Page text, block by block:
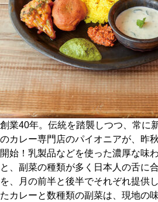
CULTURE
ABOUT US
Instagram
チケットプレゼント
MAIN MENU
創業40年。伝統を踏襲しつつ、常に
のカレー専門店のパイオニアが、昨
開始！乳製品などを使った濃厚な味
と、副菜の種類が多く日本人の舌に
を、月の前半と後半でそれぞれ提供
たカレーと数種類の副菜は、現地の